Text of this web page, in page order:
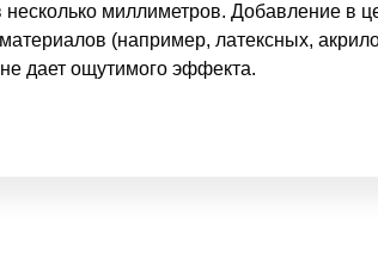
миллиметров. Добавление в
(например, латексных,
дает ощутимого эффекта.